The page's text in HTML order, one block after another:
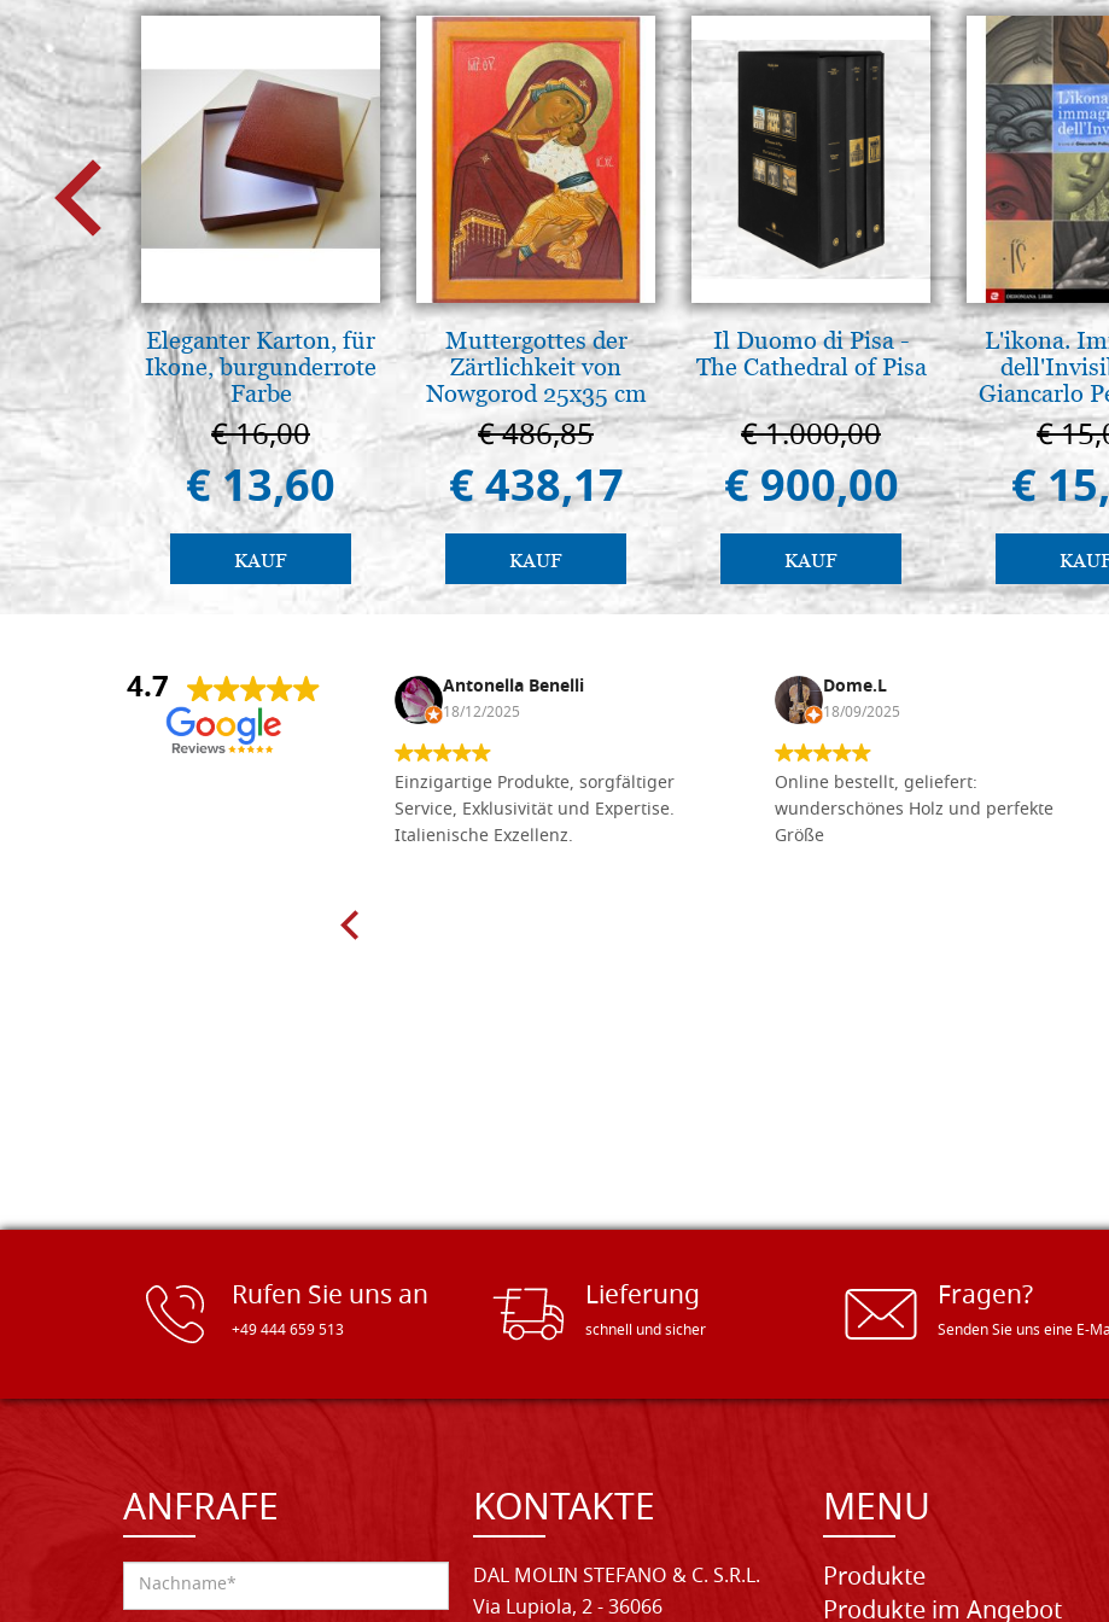
Eleganter Karton, für
Ikone, burgunderrote
Farbe
€ 16,00
€ 13,60
KAUF
Muttergottes der
Zärtlichkeit von
Nowgorod 25x35 cm
€ 486,85
€ 438,17
KAUF
Il Duomo di Pisa -
The Cathedral of Pisa
€ 1.000,00
€ 900,00
KAUF
L'ikona.
Giancarlo
€
€
4.7
Anna Maria Negri Antonella Benelli
18/12/2025
Einzigartige Produkte, sorgfältiger
Service, Exklusivität und Expertise.
Italienische Exzellenz.
Dome.L
18/09/2025
Online bestellt, geliefert:
wunderschönes Holz und perfekte
Größe
Rufen Sie uns an
+49 444 659 513
Lieferung
schnell und sicher
Fragen?
Senden Sie uns eine E-
ANFRAFE KONTAKTE
DAL MOLIN STEFANO & C. S.R.L.
Via Lupiola, 2 - 36066
MENU
Produkte
Produkte im Angebot